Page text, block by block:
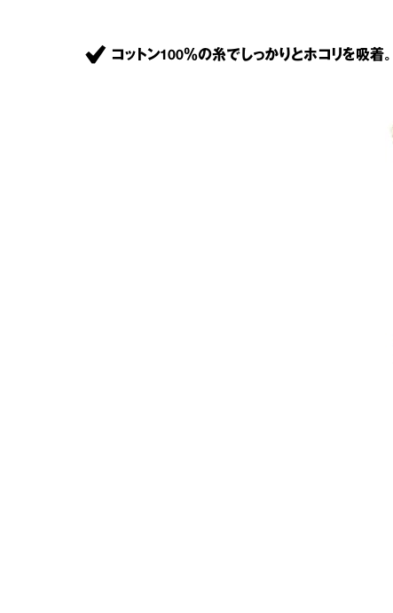
コットン100％の糸でしっかりとホコリを吸着。